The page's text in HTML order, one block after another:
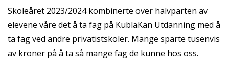
Skoleåret 2023/2024 kombinerte over halvparten av
elevene våre det å ta fag på KublaKan Utdanning med å
ta fag ved andre privatistskoler. Mange sparte tusenvis
av kroner på å ta så mange fag de kunne hos oss.